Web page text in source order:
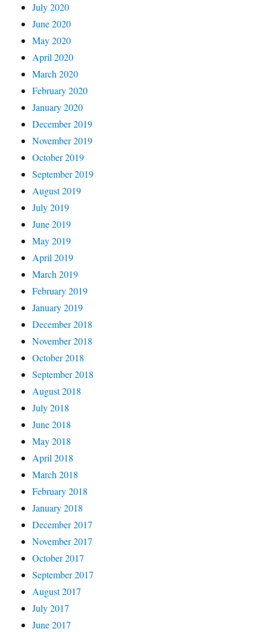
July 2020
June 2020
May 2020
April 2020
March 2020
February 2020
January 2020
December 2019
November 2019
October 2019
September 2019
August 2019
July 2019
June 2019
May 2019
April 2019
March 2019
February 2019
January 2019
December 2018
November 2018
October 2018
September 2018
August 2018
July 2018
June 2018
May 2018
April 2018
March 2018
February 2018
January 2018
December 2017
November 2017
October 2017
September 2017
August 2017
July 2017
June 2017